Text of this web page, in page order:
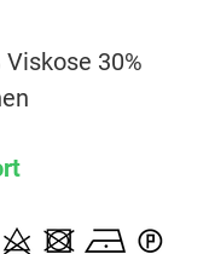
Viskose 30%